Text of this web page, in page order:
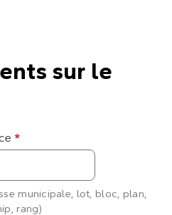
sur le
*
municipale, lot, bloc, plan,
rang)